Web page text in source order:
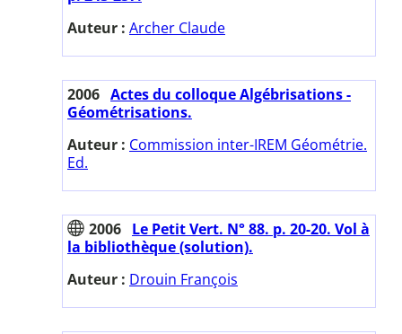
Auteur : Archer Claude
2006 Actes du colloque Algébrisations -
Géométrisations.
Auteur : Commission inter-IREM Géométrie.
Ed.
2006 Le Petit Vert. N° 88. p. 20-20. Vol à
la bibliothèque (solution).
Auteur : Drouin François